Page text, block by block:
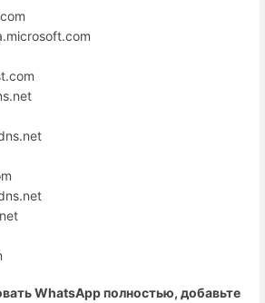
WhatsApp полностью, добавьте